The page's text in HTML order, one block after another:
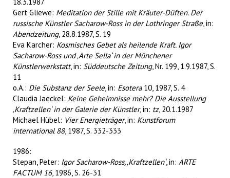
Gert Gliewe: Meditation der Stille mit Kräuter-Düften. Der
russische Künstler Sacharow-Ross in der Lothringer Straße, in:
Abendzeitung, 28.8.1987, S. 19
Eva Karcher: Kosmisches Gebet als heilende Kraft. Igor
Sacharow-Ross und ‚Arte Sella‘ in der Münchener
Künstlerwerkstatt, in: Süddeutsche Zeitung, Nr. 199, 1.9.1987, S.
11
o.A.: Die Substanz der Seele, in: Esotera10, 1987, S. 4
Claudia Jaeckel: Keine Geheimnisse mehr? Die Ausstellung
‚Kraftzellen‘ in der Galerie der Künstler, in: tz, 20.1.1987
Michael Hübel: Vier Energieträger, in: Kunstforum
international 88, 1987, S. 332-333
1986:
Stepan, Peter: Igor Sacharow-Ross, ‚Kraftzellen‘, in: ARTE
FACTUM 16, 1986, S. 26-31